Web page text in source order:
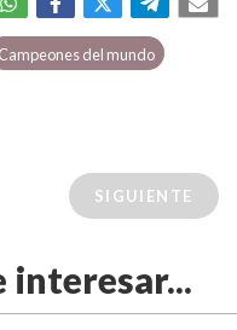
Campeones del mundo
SIGUIENTE
interesar...